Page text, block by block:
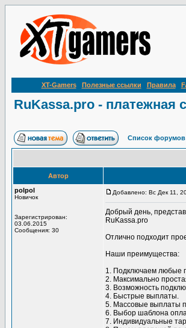
XT-Gamers Полезные ссылки Правила
RuKassa.pro - платежная
Список форумов
Автор
polpol
Новичок
Зарегистрирован:
03.06.2015
Сообщения: 30
Добавлено: Вс Дек 11,
Добрый день,
RuKassa.pro
Отлично подходит
Наши преимущества:
1. Подключаем любые
2. Максимально
3. Возможность
4. Быстрые выплаты.
5. Массовые выплаты
6. Выбор шаблона
7. Индивидуальные